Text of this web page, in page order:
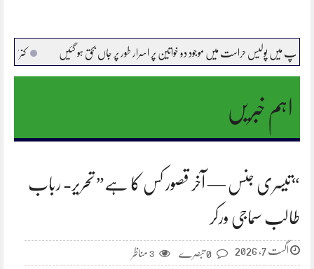
دو خواتین پر اسرار طور پر جاں بحق ہو گئیں کنری،،دیوارکے ملبے تلے دب کربچہ
اہم خبریں
“تیسری جنس — آخر قصور کس کا ہے” تحریر- رباب
طالب سماجی ورکر
اگست 7, 2026 0 تبصرے 3 مناظر